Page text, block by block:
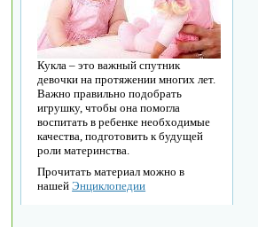
Кукла – это важный спутник
девочки на протяжении многих лет.
Важно правильно подобрать
игрушку, чтобы она помогла
воспитать в ребенке необходимые
качества, подготовить к будущей
роли материнства.
Прочитать материал можно в
нашейЭнциклопедии